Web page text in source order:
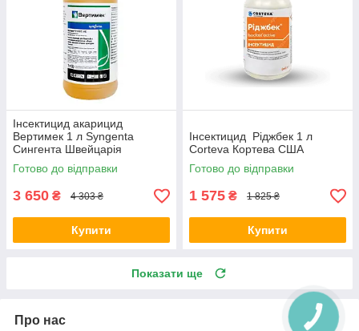
Інсектицид акарицид
Вертимек 1 л Syngenta
Сингента Швейцарія
Готово до відправки
3 650 ₴ 4 303 ₴
Купити
Інсектицид Ріджбек 1 л
Corteva Кортева США
Готово до відправки
1 575 ₴ 1 825 ₴
Купити
Показати ще
Про нас